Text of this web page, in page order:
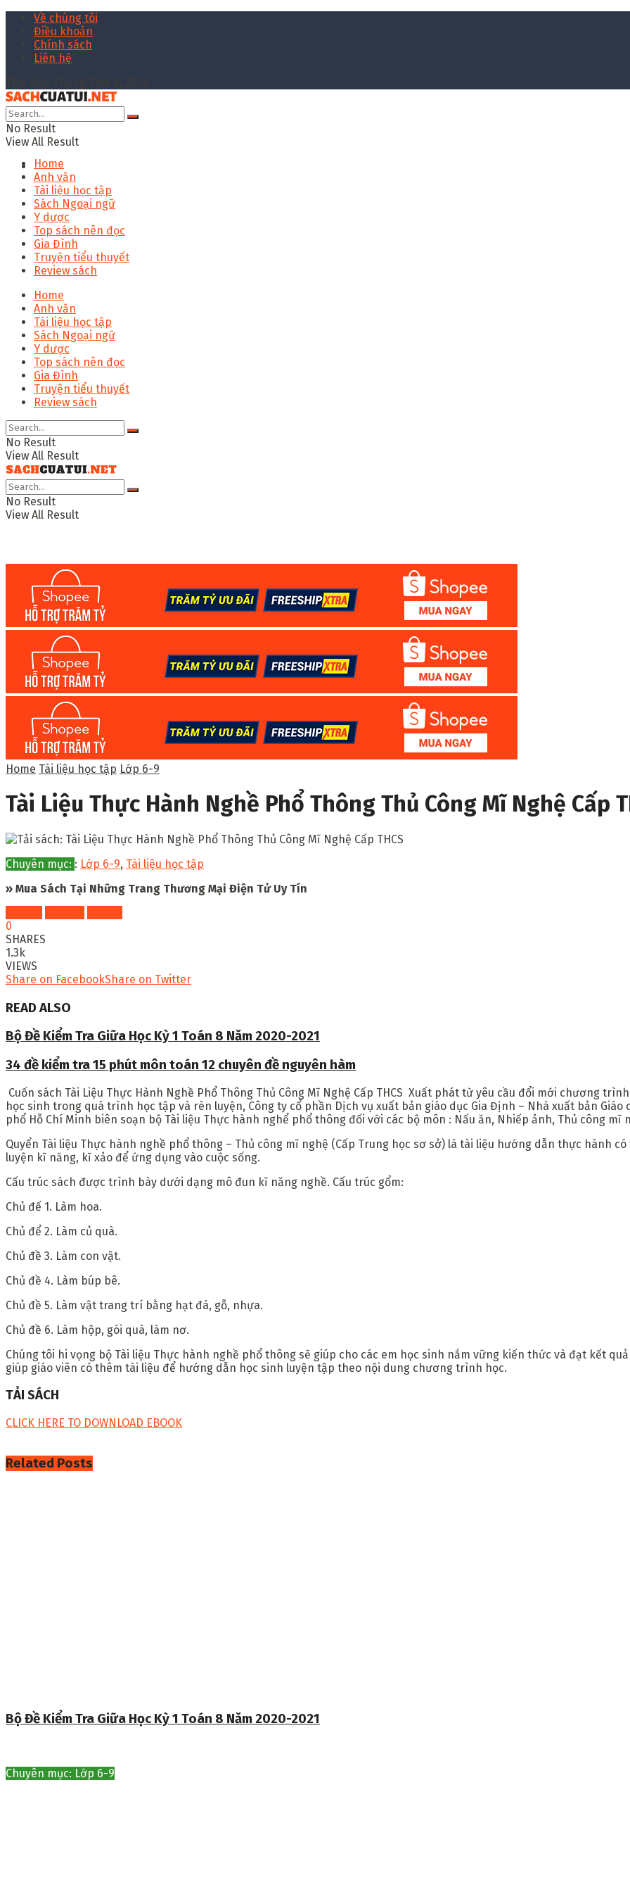
Về chúng tôi
Điều khoản
Chính sách
Liên hệ
No Result
View All Result
Home
Anh văn
Tài liệu học tập
Sách Ngoại ngữ
Y dược
Top sách nên đọc
Gia Đình
Truyện tiểu thuyết
Review sách
Home
Anh văn
Tài liệu học tập
Sách Ngoại ngữ
Y dược
Top sách nên đọc
Gia Đình
Truyện tiểu thuyết
Review sách
No Result
View All Result
No Result
View All Result
Home Tài liệu học tập Lớp 6-9
Tài Liệu Thực Hành Nghề Phổ Thông Thủ Công Mĩ Nghệ Cấp
Chuyên mục: : Lớp 6-9, Tài liệu học tập
» Mua Sách Tại Những Trang Thương Mại Điện Tử Uy Tín
0
SHARES
1.3k
VIEWS
Share on FacebookShare on Twitter
READ ALSO
Bộ Đề Kiểm Tra Giữa Học Kỳ 1 Toán 8 Năm 2020-2021
34 đề kiểm tra 15 phút môn toán 12 chuyên đề nguyên hàm
Cuốn sách Tài Liệu Thực Hành Nghề Phổ Thông Thủ Công Mĩ Nghệ Cấp THCS Xuất phát từ yêu cầu đổi mới chương
học sinh trong quá trình học tập và rèn luyện, Công ty cổ phần Dịch vụ xuất bản giáo dục Gia Định – Nhà xuất bản
phổ Hỗ Chí Minh biên soạn bộ Tài liệu Thực hành nghể phổ thông đối với các bộ môn : Nấu ăn, Nhiếp ảnh, Thủ công mĩ
Quyển Tài liệu Thực hành nghề phổ thông – Thủ công mĩ nghệ (Cấp Trung học sơ sở) là tài liệu hướng dẫn thực hành
luyện kĩ năng, kĩ xảo để ứng dụng vào cuộc sống.
Cấu trúc sách được trình bày dưới dạng mô đun kĩ năng nghề. Cấu trúc gổm:
Chủ đế 1. Làm hoa.
Chủ để 2. Làm củ quà.
Chủ đề 3. Làm con vật.
Chủ đề 4. Làm búp bê.
Chủ đề 5. Làm vật trang trí bằng hạt đá, gỗ, nhựa.
Chủ đề 6. Làm hộp, gói quà, làm nơ.
Chúng tôi hi vọng bộ Tài liệu Thực hành nghề phổ thông sẽ giúp cho các em học sinh nắm vững kiến thức và đạt kết
giúp giáo viên có thêm tài liệu để hướng dẫn học sinh luyện tập theo nội dung chương trình học.
TẢI SÁCH
CLICK HERE TO DOWNLOAD EBOOK
Related Posts
Bộ Đề Kiểm Tra Giữa Học Kỳ 1 Toán 8 Năm 2020-2021
Chuyên mục: Lớp 6-9